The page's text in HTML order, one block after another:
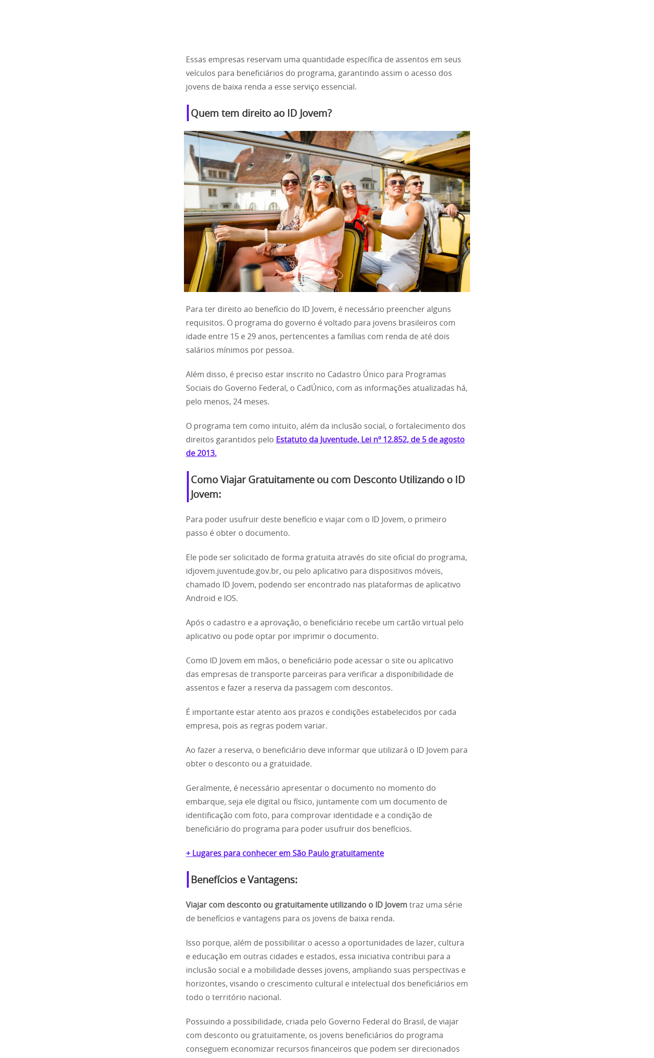
Essas empresas reservam uma quantidade específica de assentos em seus
veículos para beneficiários do programa, garantindo assim o acesso dos
jovens de baixa renda a esse serviço essencial.
Quem tem direito ao ID Jovem?
Para ter direito ao benefício do ID Jovem, é necessário preencher alguns
requisitos. O programa do governo é voltado para jovens brasileiros com
idade entre 15 e 29 anos, pertencentes a famílias com renda de até dois
salários mínimos por pessoa.
Além disso, é preciso estar inscrito no Cadastro Único para Programas
Sociais do Governo Federal, o CadÚnico, com as informações atualizadas há,
pelo menos, 24 meses.
O programa tem como intuito, além da inclusão social, o fortalecimento dos
direitos garantidos pelo Estatuto da Juventude, Lei nº 12.852, de 5 de agosto
de 2013.
Como Viajar Gratuitamente ou com Desconto Utilizando o ID
Jovem:
Para poder usufruir deste benefício e viajar com o ID Jovem, o primeiro
passo é obter o documento.
Ele pode ser solicitado de forma gratuita através do site oficial do programa,
idjovem.juventude.gov.br, ou pelo aplicativo para dispositivos móveis,
chamado ID Jovem, podendo ser encontrado nas plataformas de aplicativo
Android e IOS.
Após o cadastro e a aprovação, o beneficiário recebe um cartão virtual pelo
aplicativo ou pode optar por imprimir o documento.
Como ID Jovem em mãos, o beneficiário pode acessar o site ou aplicativo
das empresas de transporte parceiras para verificar a disponibilidade de
assentos e fazer a reserva da passagem com descontos.
É importante estar atento aos prazos e condições estabelecidos por cada
empresa, pois as regras podem variar.
Ao fazer a reserva, o beneficiário deve informar que utilizará o ID Jovem para
obter o desconto ou a gratuidade.
Geralmente, é necessário apresentar o documento no momento do
embarque, seja ele digital ou físico, juntamente com um documento de
identificação com foto, para comprovar identidade e a condição de
beneficiário do programa para poder usufruir dos benefícios.
+ Lugares para conhecer em São Paulo gratuitamente
Benefícios e Vantagens:
Viajar com desconto ou gratuitamente utilizando o ID Jovem traz uma série
de benefícios e vantagens para os jovens de baixa renda.
Isso porque, além de possibilitar o acesso a oportunidades de lazer, cultura
e educação em outras cidades e estados, essa iniciativa contribui para a
inclusão social e a mobilidade desses jovens, ampliando suas perspectivas e
horizontes, visando o crescimento cultural e intelectual dos beneficiários em
todo o território nacional.
Possuindo a possibilidade, criada pelo Governo Federal do Brasil, de viajar
com desconto ou gratuitamente, os jovens beneficiários do programa
conseguem economizar recursos financeiros que podem ser direcionados